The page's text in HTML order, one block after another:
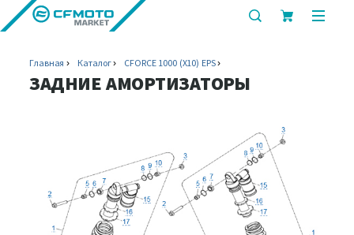
показать
Главная Каталог CFORCE 1000 (X10) EPS
ЗАДНИЕ АМОРТИЗАТОРЫ